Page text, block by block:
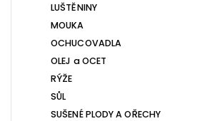
LUŠTĚNINY
MOUKA
OCHUCOVADLA
OLEJ a OCET
RÝŽE
SŮL
SUŠENÉ PLODY A OŘECHY